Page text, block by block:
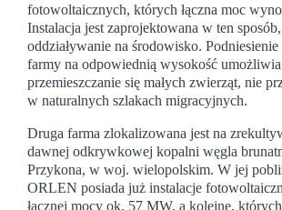
fotowoltaicznych, których łączna moc
Instalacja jest zaprojektowana w ten
oddziaływanie na środowisko. Podniesienie
farmy na odpowiednią wysokość
przemieszczanie się małych zwierząt, nie
w naturalnych szlakach migracyjnych.
Druga farma zlokalizowana jest na
dawnej odkrywkowej kopalni węgla
Przykona, w woj. wielopolskim. W jej
ORLEN posiada już instalacje
łącznej mocy ok. 57 MW, a kolejne,